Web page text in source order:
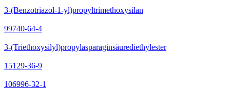
3-(Benzotriazol-1-yl)propyltrimethoxysilan
99740-64-4
3-(Triethoxysilyl)propylasparaginsäurediethylester
15129-36-9
106996-32-1